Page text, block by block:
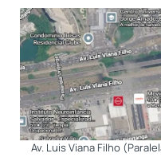
Av. Luis Viana Filho